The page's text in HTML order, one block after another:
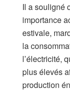
Il a souligné
importance
estivale,
la
l’électricité,
plus élevés
production